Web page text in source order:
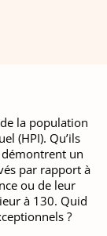
la population
(HPI). Qu’ils
un
par rapport à
ou de leur
à 130. Quid
?